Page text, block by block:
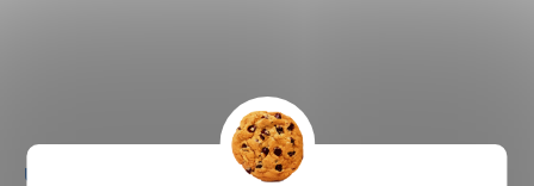
Úhlová bruska
Úhlová bruska